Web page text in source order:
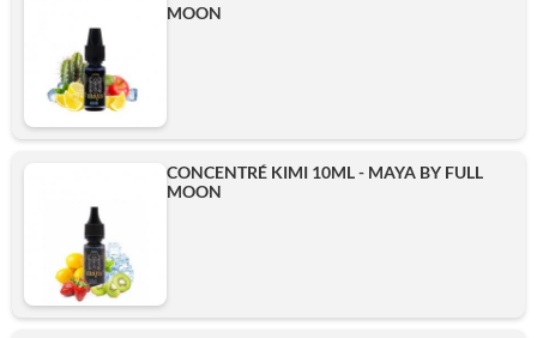
MOON
CONCENTRÉ KIMI 10ML - MAYA BY FULL
MOON